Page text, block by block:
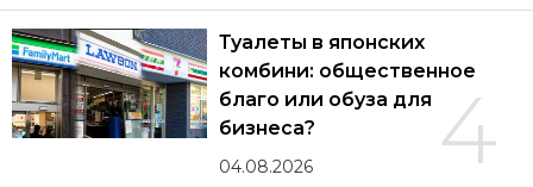
4
Туалеты в японских
комбини: общественное
благо или обуза для
бизнеса?
04.08.2026